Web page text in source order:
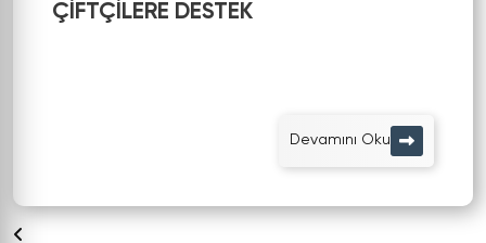
ÇİFTÇİLERE DESTEK
Devamını Oku